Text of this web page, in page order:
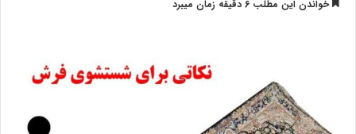
خواندن این مطلب 6 دقیقه زمان میبرد